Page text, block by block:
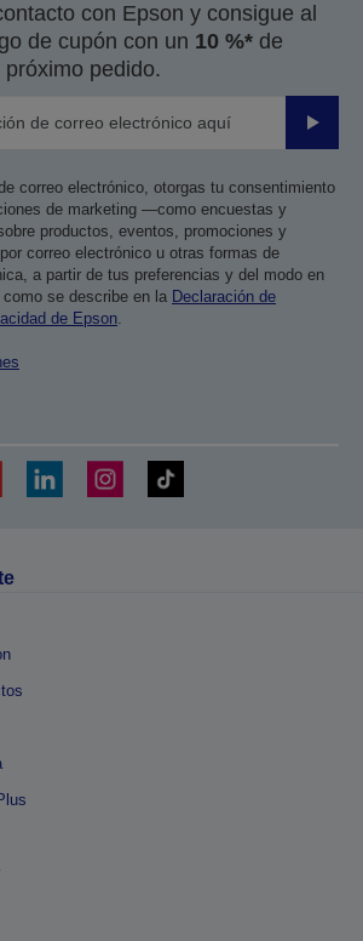
con Epson y consigue al
de cupón con un 10 %* de
pedido.
Enviar
correo electrónico, otorgas tu consentimiento
de marketing —como encuestas y
productos, eventos, promociones y
correo electrónico u otras formas de
a partir de tus preferencias y del modo en
se describe en la Declaración de
de Epson.